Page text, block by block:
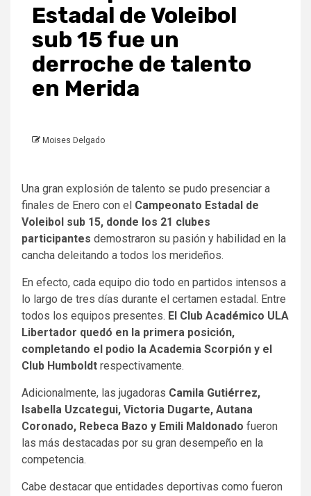
Estadal de Voleibol
sub 15 fue un
derroche de talento
en Merida
Moises Delgado
Una gran explosión de talento se pudo presenciar a
finales de Enero con el Campeonato Estadal de
Voleibol sub 15, donde los 21 clubes
participantes demostraron su pasión y habilidad en la
cancha deleitando a todos los merideños.
En efecto, cada equipo dio todo en partidos intensos a
lo largo de tres días durante el certamen estadal. Entre
todos los equipos presentes. El Club Académico ULA
Libertador quedó en la primera posición,
completando el podio la Academia Scorpión y el
Club Humboldt respectivamente.
Adicionalmente, las jugadoras Camila Gutiérrez,
Isabella Uzcategui, Victoria Dugarte, Autana
Coronado, Rebeca Bazo y Emili Maldonado fueron
las más destacadas por su gran desempeño en la
competencia.
Cabe destacar que entidades deportivas como fueron